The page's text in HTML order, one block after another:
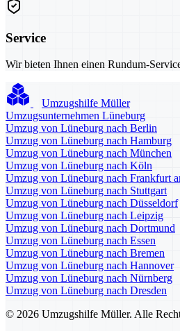
Service
Wir bieten Ihnen einen Rundum-
Umzugshilfe Müller
Umzugsunternehmen Lüneburg
Umzug von Lüneburg nach Berlin
Umzug von Lüneburg nach Hamburg
Umzug von Lüneburg nach München
Umzug von Lüneburg nach Köln
Umzug von Lüneburg nach Frankfurt
Umzug von Lüneburg nach Stuttgart
Umzug von Lüneburg nach Düsseldorf
Umzug von Lüneburg nach Leipzig
Umzug von Lüneburg nach Dortmund
Umzug von Lüneburg nach Essen
Umzug von Lüneburg nach Bremen
Umzug von Lüneburg nach Hannover
Umzug von Lüneburg nach Nürnberg
Umzug von Lüneburg nach Dresden
© 2026 Umzugshilfe Müller. Alle